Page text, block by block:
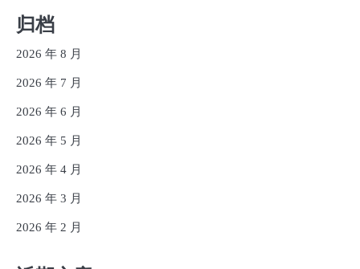
归档
2026 年 8 月
2026 年 7 月
2026 年 6 月
2026 年 5 月
2026 年 4 月
2026 年 3 月
2026 年 2 月